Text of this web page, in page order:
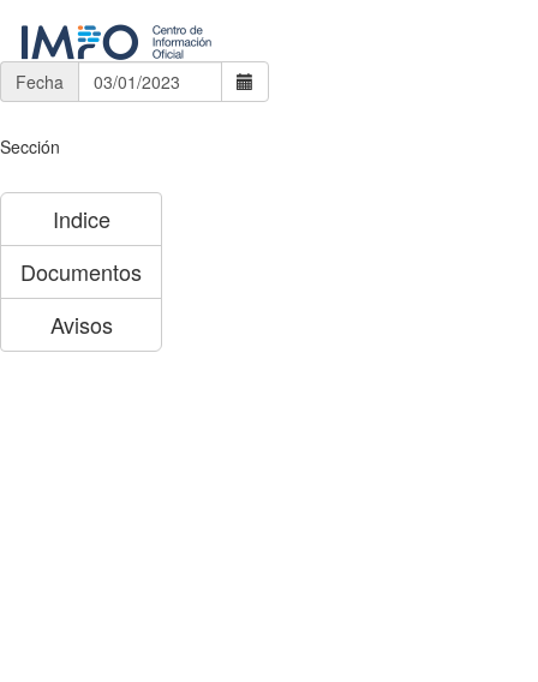
Fecha
Sección
Indice
Documentos
Avisos